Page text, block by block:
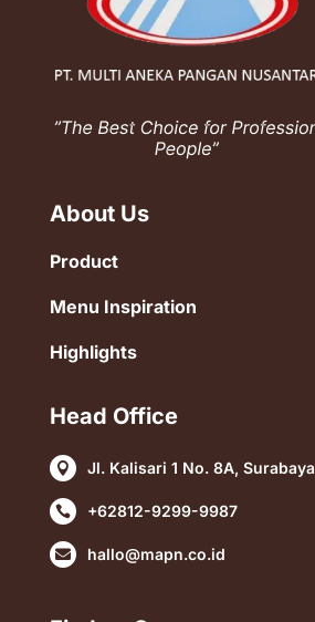
About Us
Product
Menu Inspiration
Highlights
Head Office
 Jl. Kalisari 1 No. 8A, Surabaya
 +62812-9299-9987
 hallo@mapn.co.id